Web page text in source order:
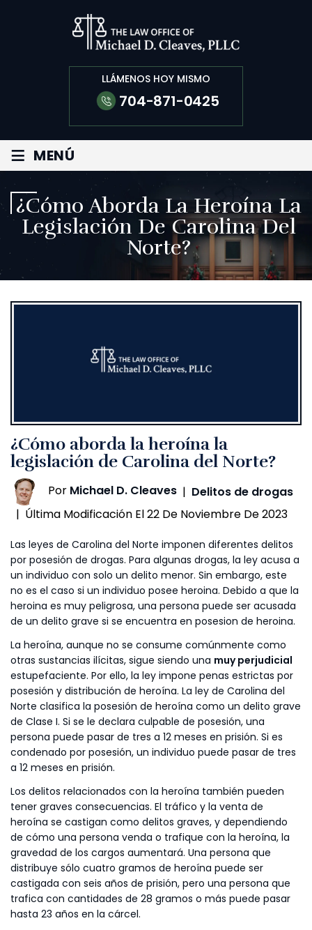
LLÁMENOS HOY MISMO
704-871-0425
≡ MENÚ
¿Cómo Aborda La Heroína La
Legislación De Carolina Del
Norte?
¿Cómo aborda la heroína la
legislación de Carolina del Norte?
Por Michael D. Cleaves | Delitos de drogas
| Última Modificación El 22 De Noviembre De 2023
Las leyes de Carolina del Norte imponen diferentes delitos
por posesión de drogas. Para algunas drogas, la ley acusa a
un individuo con solo un delito menor. Sin embargo, este
no es el caso si un individuo posee heroina. Debido a que la
heroina es muy peligrosa, una persona puede ser acusada
de un delito grave si se encuentra en posesion de heroina.
La heroína, aunque no se consume comúnmente como
otras sustancias ilícitas, sigue siendo una muy perjudicial
estupefaciente. Por ello, la ley impone penas estrictas por
posesión y distribución de heroína. La ley de Carolina del
Norte clasifica la posesión de heroína como un delito grave
de Clase I. Si se le declara culpable de posesión, una
persona puede pasar de tres a 12 meses en prisión. Si es
condenado por posesión, un individuo puede pasar de tres
a 12 meses en prisión.
Los delitos relacionados con la heroína también pueden
tener graves consecuencias. El tráfico y la venta de
heroína se castigan como delitos graves, y dependiendo
de cómo una persona venda o trafique con la heroína, la
gravedad de los cargos aumentará. Una persona que
distribuye sólo cuatro gramos de heroína puede ser
castigada con seis años de prisión, pero una persona que
trafica con cantidades de 28 gramos o más puede pasar
hasta 23 años en la cárcel.